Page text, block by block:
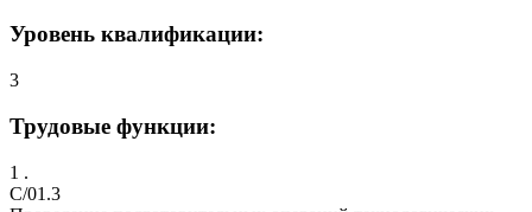
Уровень квалификации:
3
Трудовые функции:
1 .
C/01.3